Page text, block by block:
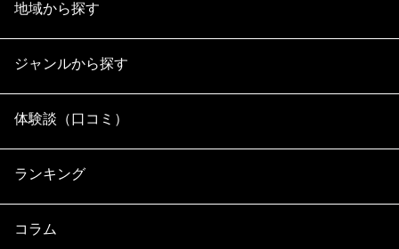
地域から探す
ジャンルから探す
体験談（口コミ）
ランキング
コラム